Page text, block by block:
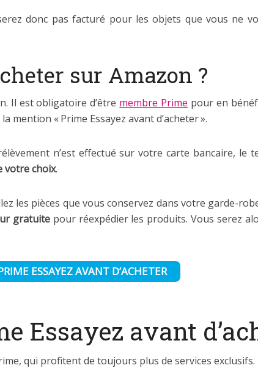
donc pas facturé pour les objets que vous ne
sur Amazon ?
Il est obligatoire d’être membre Prime pour en
mention « Prime Essayez avant d’acheter ».
n’est effectué sur votre carte bancaire, le
votre choix.
les pièces que vous conservez dans votre garde-
gratuitepour réexpédier les produits. Vous serez
ESSAYEZ AVANT D’ACHETER
Essayez avant
qui profitent de toujours plus de services exclusifs.